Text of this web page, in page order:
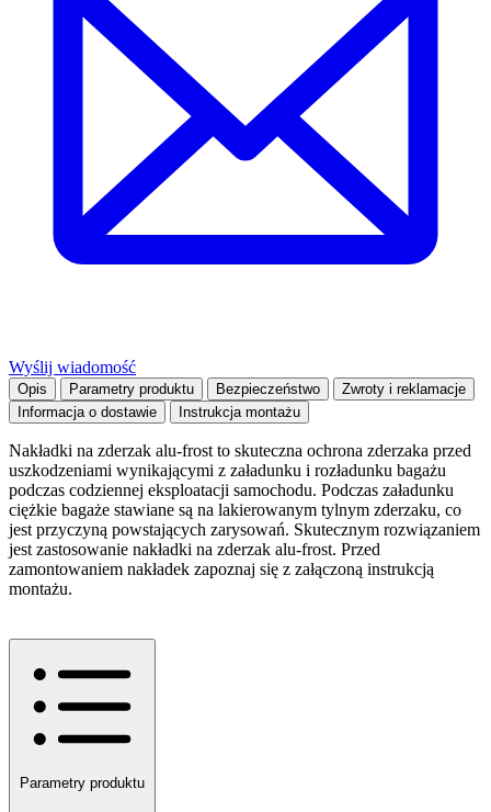
Wyślij wiadomość
Opis Parametry produktu Bezpieczeństwo
Zwroty i reklamacje
Informacja o dostawie
Instrukcja montażu
Nakładki na zderzak alu-frost to skuteczna ochrona zderzaka przed
uszkodzeniami wynikającymi z załadunku i rozładunku bagażu
podczas codziennej eksploatacji samochodu. Podczas załadunku
ciężkie bagaże stawiane są na lakierowanym tylnym zderzaku, co
jest przyczyną powstających zarysowań. Skutecznym rozwiązaniem
jest zastosowanie nakładki na zderzak alu-frost. Przed
zamontowaniem nakładek zapoznaj się z załączoną instrukcją
montażu.
Parametry produktu